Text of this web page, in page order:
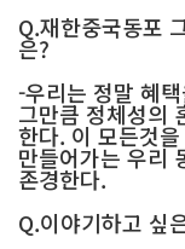
Q.재한중국동포
은?
-우리는 정말 혜
그만큼 정체성의
한다. 이 모든것
만들어가는 우리
존경한다.
Q.이야기하고 싶